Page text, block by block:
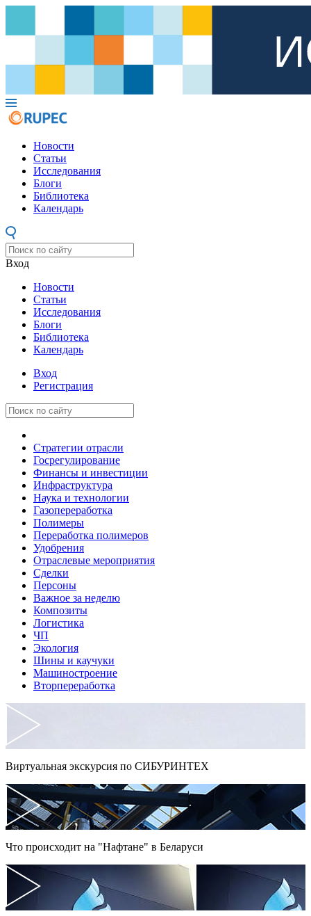
Новости
Статьи
Исследования
Блоги
Библиотека
Календарь
Вход
Новости
Статьи
Исследования
Блоги
Библиотека
Календарь
Вход
Регистрация
Стратегии отрасли
Госрегулирование
Финансы и инвестиции
Инфраструктура
Наука и технологии
Газопереработка
Полимеры
Переработка полимеров
Удобрения
Отраслевые мероприятия
Сделки
Персоны
Важное за неделю
Композиты
Логистика
ЧП
Экология
Шины и каучуки
Машиностроение
Вторпереработка
Виртуальная экскурсия по СИБУРИНТЕХ
Что происходит на "Нафтане" в Беларуси